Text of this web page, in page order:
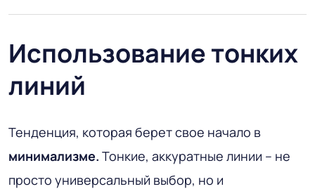
Использование тонких
линий
Тенденция, которая берет свое начало в
минимализме. Тонкие, аккуратные линии – не
просто универсальный выбор, но и